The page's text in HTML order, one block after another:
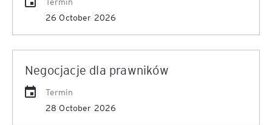
26 October 2026
Negocjacje dla prawników
Termin
28 October 2026